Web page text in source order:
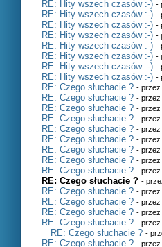
RE: Hity wszech czasów :-) -
RE: Hity wszech czasów :-) -
RE: Hity wszech czasów :-) -
RE: Hity wszech czasów :-) -
RE: Hity wszech czasów :-) -
RE: Hity wszech czasów :-) -
RE: Hity wszech czasów :-) -
RE: Hity wszech czasów :-) -
RE: Czego słuchacie ? -
RE: Czego słuchacie ? - przez
RE: Czego słuchacie ? -
RE: Czego słuchacie ? -
RE: Czego słuchacie ? -
RE: Czego słuchacie ? - przez
RE: Czego słuchacie ? -
RE: Czego słuchacie ? - przez
RE: Czego słuchacie ? -
RE: Czego słuchacie ? -
RE: Czego słuchacie ? - przez
RE: Czego słuchacie ? -
RE: Czego słuchacie ? - przez
RE: Czego słuchacie ? -
RE: Czego słuchacie ? -
RE: Czego słuchacie ? -